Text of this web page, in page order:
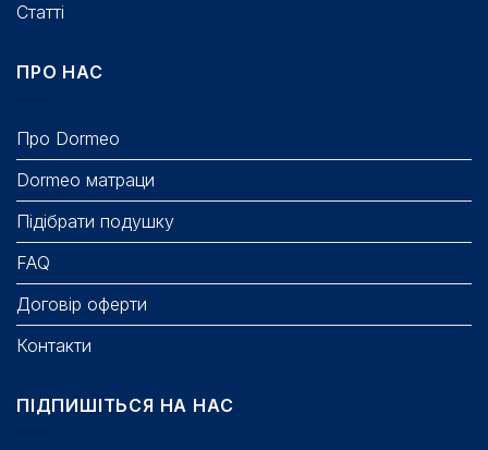
Статті
ПРО НАС
Про Dormeo
Dormeo матраци
Підібрати подушку
FAQ
Договір оферти
Контакти
ПІДПИШІТЬСЯ НА НАС